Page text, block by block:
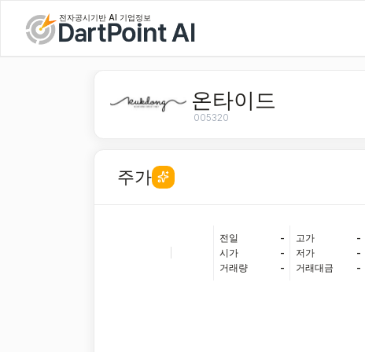
전자공시기반 AI 기업정보
온타이드
005320
주가
전일
-
시가
-
거래량
-
고가
-
저가
-
거래대금
-